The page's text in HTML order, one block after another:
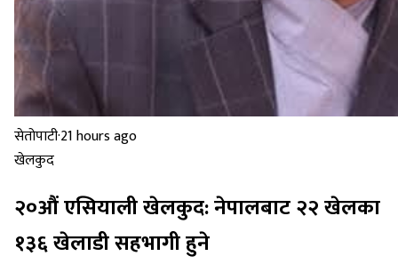
सेतोपाटी·21 hours ago
खेलकुद
२०औं एसियाली खेलकुद: नेपालबाट २२ खेलका
१३६ खेलाडी सहभागी हुने